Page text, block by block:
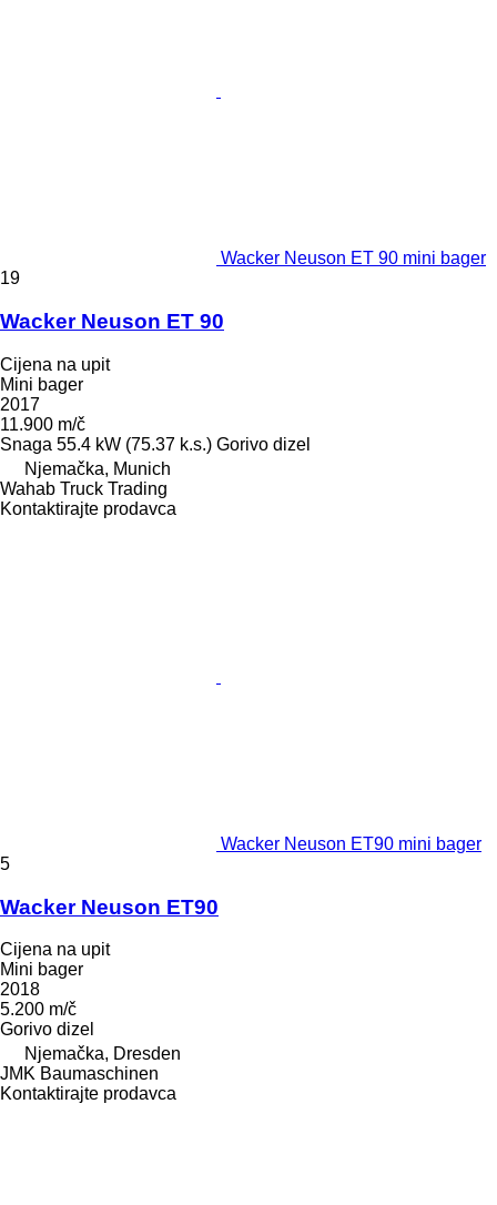
Wacker Neuson ET 90 mini bager
19
Wacker Neuson ET 90
Cijena na upit
Mini bager
2017
11.900 m/č
Snaga 55.4 kW (75.37 k.s.) Gorivo dizel
Njemačka, Munich
Wahab Truck Trading
Kontaktirajte prodavca
Wacker Neuson ET90 mini bager
5
Wacker Neuson ET90
Cijena na upit
Mini bager
2018
5.200 m/č
Gorivo dizel
Njemačka, Dresden
JMK Baumaschinen
Kontaktirajte prodavca